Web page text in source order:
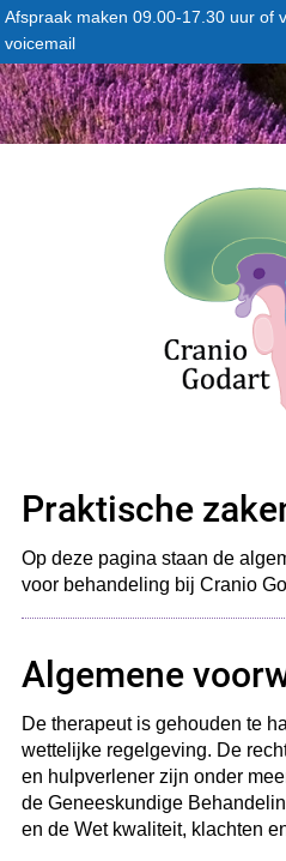
Afspraak maken09.00-17.30 uur of
voicemail
Praktische
Op deze pagina staan de
voor behandeling bij Cranio
Algemene
De therapeut is gehouden te
wettelijke regelgeving. De
en hulpverlener zijn onder
de Geneeskundige
en de Wet kwaliteit, klachten